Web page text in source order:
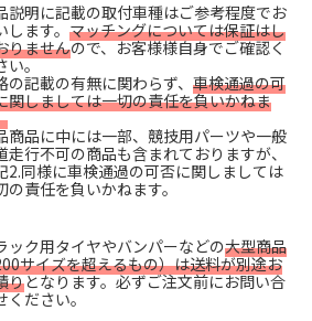
説明に記載の取付車種はご参考程度でお
します。 マッチングについては保証はし
りませんので、お客様様自身でご確認く
い。
の記載の有無に関わらず、 車検通過の可
関しましては一切の責任を負いかねま
商品に中には一部、競技用パーツや一般
走行不可の商品も含まれておりますが、
2.同様に車検通過の可否に関しましては
の責任を負いかねます。
ック用タイヤやバンパーなどの大型商品
サイズを超えるもの）は送料が別途お
りとなります。必ずご注文前にお問い合
ください。